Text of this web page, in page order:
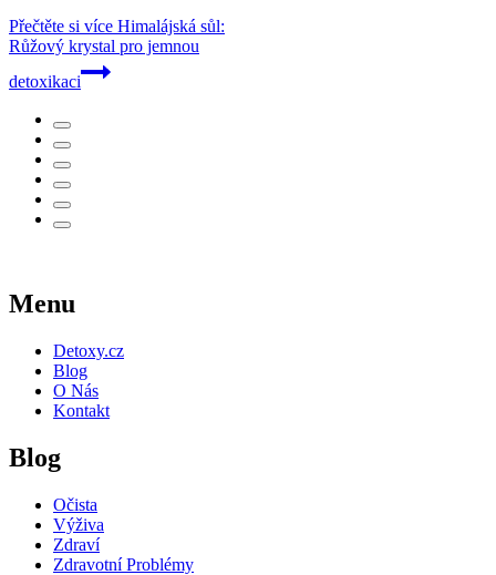
Přečtěte si více Himalájská sůl:
Růžový krystal pro jemnou
detoxikaci
Menu
Detoxy.cz
Blog
O Nás
Kontakt
Blog
Očista
Výživa
Zdraví
Zdravotní Problémy